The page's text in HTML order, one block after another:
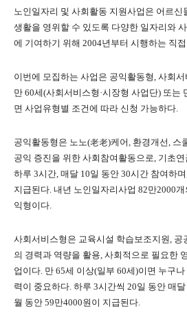
노인일자리 및 사회활동 지원사업은 어르신
생활을 영위할 수 있도록 다양한 일자리와
에 기여하기 위해 2004년부터 시행하는 직
이번에 모집하는 사업은 공익활동형, 사회
만 60세(사회서비스형·시장형 사업단) 또는
면 사업유형별 조건에 따라 신청 가능하다.
공익활동형은 노노(老老)케어, 환경개선, 스
공익 증진을 위한 사회참여활동으로, 기초
하루 3시간, 매달 10일 동안 30시간 참여하
지급된다. 내년 노인일자리사업 82만2000
익형이다.
사회서비스형은 교육시설 학습보조지원, 공
의 경력과 역량을 활용, 사회적으로 필요한
업이다. 만 65세 이상(일부 60세)이면 누구
력이 중요하다. 하루 3시간씩 20일 동안 매
월 동안 59만4000원이 지급된다.